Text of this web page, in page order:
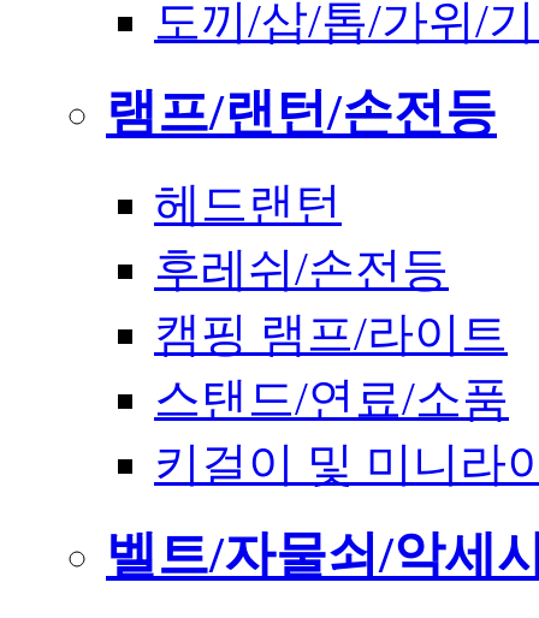
도끼/삽/톱/가위/
램프/랜턴/손전등
헤드랜턴
후레쉬/손전등
캠핑 램프/라이트
스탠드/연료/소품
키걸이 및 미니라
벨트/자물쇠/악세